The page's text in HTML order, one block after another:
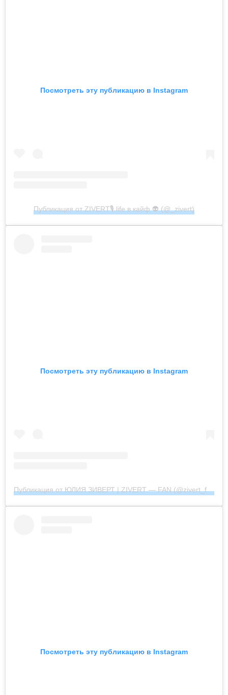
Посмотреть эту публикацию в Instagram
Публикация от ZIVERT🎙 life в кайф 👽 (@_zivert)
Посмотреть эту публикацию в Instagram
Публикация от ЮЛИЯ ЗИВЕРТ | ZIVERT — FAN (@zivert_fan_community_official)
Посмотреть эту публикацию в Instagram